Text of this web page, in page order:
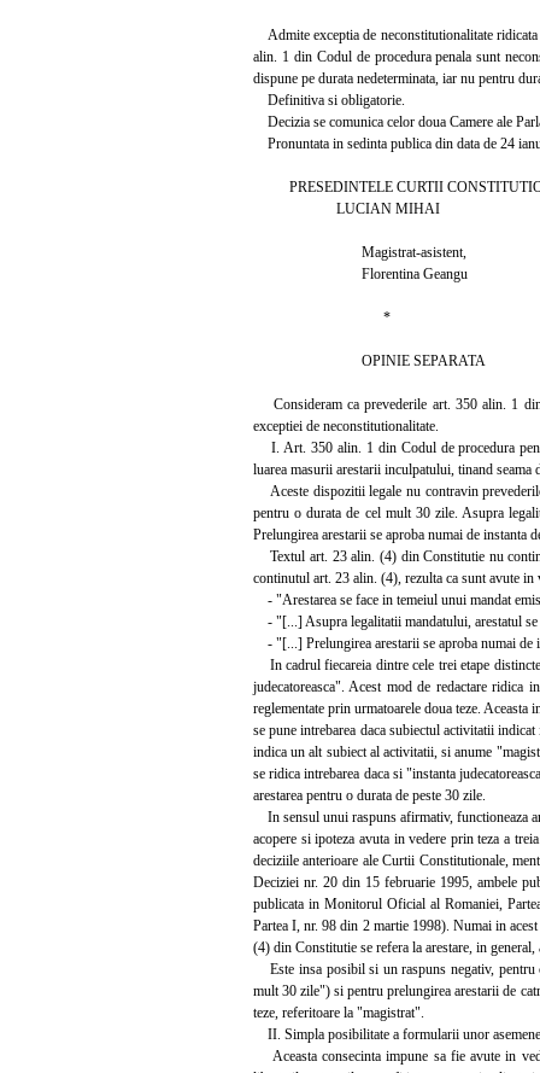
Admite exceptia de neconstitutionalitate
alin. 1 din Codul de procedura penala sunt
dispune pe durata nedeterminata, iar nu pentru
Definitiva si obligatorie.
Decizia se comunica celor doua Camere ale
Pronuntata in sedinta publica din data de 24
PRESEDINTELE CURTII
LUCIAN MIHAI
Magistrat-asistent,
Florentina Geangu
*
OPINIE SEPARATA
Consideram ca prevederile art. 350 alin. 1 din
exceptiei de neconstitutionalitate.
I. Art. 350 alin. 1 din Codul de procedura
luarea masurii arestarii inculpatului, tinand
Aceste dispozitii legale nu contravin
pentru o durata de cel mult 30 zile. Asupra
Prelungirea arestarii se aproba numai de instanta
Textul art. 23 alin. (4) din Constitutie nu
continutul art. 23 alin. (4), rezulta ca sunt avute in
- "Arestarea se face in temeiul unui mandat
- "[...] Asupra legalitatii mandatului, arestatul se
- "[...] Prelungirea arestarii se aproba numai de
In cadrul fiecareia dintre cele trei etape
judecatoreasca". Acest mod de redactare ridica
reglementate prin urmatoarele doua teze.
se pune intrebarea daca subiectul activitatii
indica un alt subiect al activitatii, si anume
se ridica intrebarea daca si "instanta
arestarea pentru o durata de peste 30 zile.
In sensul unui raspuns afirmativ, functioneaza
acopere si ipoteza avuta in vedere prin teza a
deciziile anterioare ale Curtii Constitutionale,
Deciziei nr. 20 din 15 februarie 1995, ambele
publicata in Monitorul Oficial al Romaniei,
Partea I, nr. 98 din 2 martie 1998). Numai in
(4) din Constitutie se refera la arestare, in
Este insa posibil si un raspuns negativ, pentru
mult 30 zile") si pentru prelungirea arestarii de
teze, referitoare la "magistrat".
II. Simpla posibilitate a formularii unor
Aceasta consecinta impune sa fie avute in